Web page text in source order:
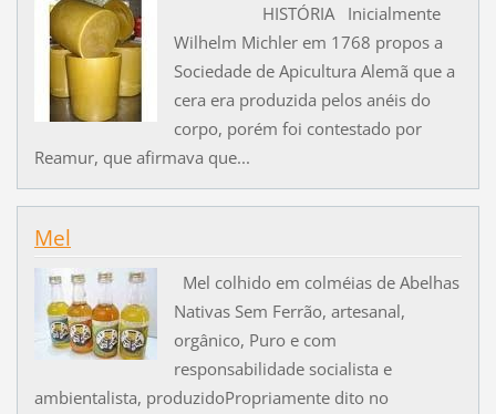
HISTÓRIA Inicialmente
Wilhelm Michler em 1768 propos a
Sociedade de Apicultura Alemã que a
cera era produzida pelos anéis do
corpo, porém foi contestado por
Reamur, que afirmava que...
Mel
Mel colhido em colméias de Abelhas
Nativas Sem Ferrão, artesanal,
orgânico, Puro e com
responsabilidade socialista e
ambientalista, produzidoPropriamente dito no